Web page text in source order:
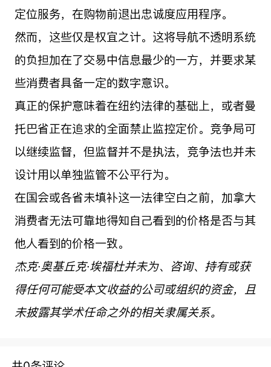
定位服务，在购物前退出忠诚度应用程序。
然而，这些仅是权宜之计。这将导航不透明系统
的负担加在了交易中信息最少的一方，并要求某
些消费者具备一定的数字意识。
真正的保护意味着在纽约法律的基础上，或者曼
托巴省正在追求的全面禁止监控定价。竞争局可
以继续监督，但监督并不是执法，竞争法也并未
设计用以单独监管不公平行为。
在国会或各省未填补这一法律空白之前，加拿大
消费者无法可靠地得知自己看到的价格是否与其
他人看到的价格一致。
杰克·奥基丘克·埃福杜并未为、咨询、持有或获
得任何可能受本文收益的公司或组织的资金，且
未披露其学术任命之外的相关隶属关系。